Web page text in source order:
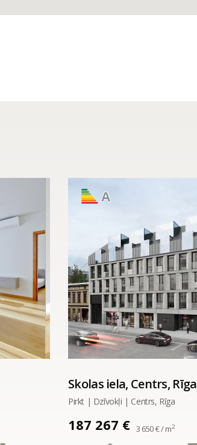
A
Skolas iela, Centrs, Rīga
Pirkt | Dzīvokļi | Centrs, Rīga
187 267 € 3 650 € / m2